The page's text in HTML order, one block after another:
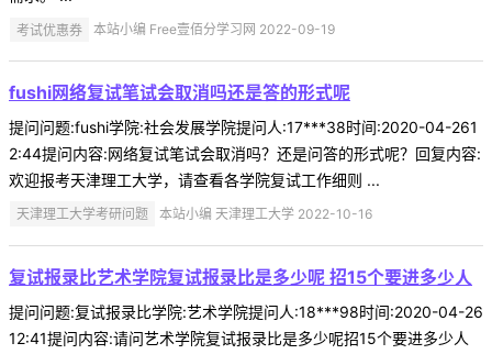
考试优惠券 本站小编 Free壹佰分学习网 2022-09-19
fushi网络复试笔试会取消吗还是答的形式呢
提问问题:fushi学院:社会发展学院提问人:17***38时间:2020-04-261
2:44提问内容:网络复试笔试会取消吗？还是问答的形式呢？回复内容:
欢迎报考天津理工大学，请查看各学院复试工作细则 ...
天津理工大学考研问题 本站小编 天津理工大学 2022-10-16
复试报录比艺术学院复试报录比是多少呢 招15个要进多少人
提问问题:复试报录比学院:艺术学院提问人:18***98时间:2020-04-26
12:41提问内容:请问艺术学院复试报录比是多少呢招15个要进多少人